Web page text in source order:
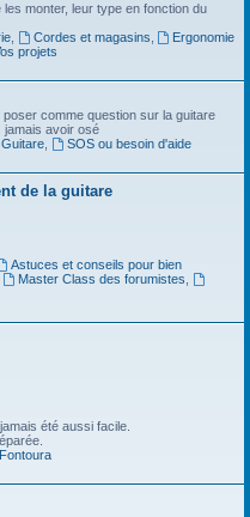
monter, leur type en fonction du
, Cordes et magasins
Ergonomie
projets
comme question sur la guitare
jamais avoir osé
Guitare,
SOS ou besoin d'aide
de la guitare
Astuces et conseils pour bien
Master Class des forumistes
été aussi facile.